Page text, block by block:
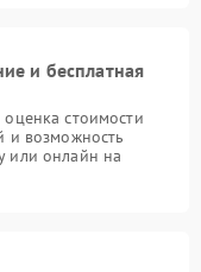
и бесплатная
стоимости
и возможность
или онлайн на